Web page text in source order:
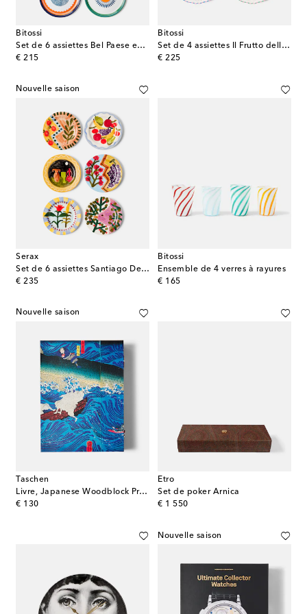
Bitossi
Set de 6 assiettes Bel Paese en porcelaine
€ 215
original price
Bitossi
Set de 4 assiettes Il Frutto della Passione en porcelaine
€ 225
original price
Nouvelle saison
Serax
Set de 6 assiettes Santiago De Borja par Shurleey
€ 235
original price
Bitossi
Ensemble de 4 verres à rayures
€ 165
original price
Nouvelle saison
Taschen
Livre, Japanese Woodblock Prints XL
€ 130
original price
Etro
Set de poker Arnica
€ 1 550
original price
Nouvelle saison